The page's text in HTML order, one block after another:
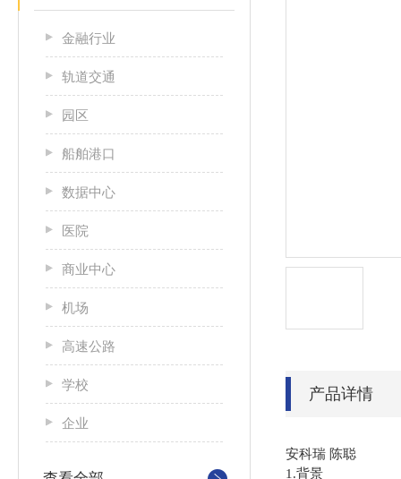
金融行业
轨道交通
园区
船舶港口
数据中心
医院
商业中心
机场
高速公路
学校
企业
产品详情
安科瑞 陈聪
1.背景